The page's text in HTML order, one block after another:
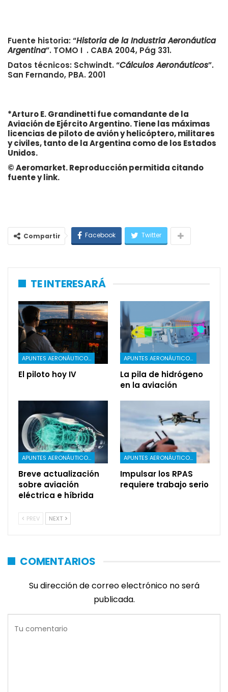
Fuente historia: “Historia de la Industria Aeronáutica
Argentina”. TOMO I . CABA 2004, Pág 331.
Datos técnicos: Schwindt. “Cálculos Aeronáuticos”.
San Fernando, PBA. 2001
*Arturo E. Grandinetti fue comandante de la
Aviación de Ejército Argentino. Tiene las máximas
licencias de piloto de avión y helicóptero, militares
y civiles, tanto de la Argentina como de los Estados
Unidos.
© Aeromarket. Reproducción permitida citando
fuente y link.
Compartir Facebook Twitter
TE INTERESARÁ
APUNTES AERONÁUTICOS
El piloto hoy IV
APUNTES AERONÁUTICOS
La pila de hidrógeno
en la aviación
APUNTES AERONÁUTICOS
Breve actualización
sobre aviación
eléctrica e híbrida
APUNTES AERONÁUTICOS
Impulsar los RPAS
requiere trabajo serio
PREV NEXT
COMENTARIOS
Su dirección de correo electrónico no será
publicada.